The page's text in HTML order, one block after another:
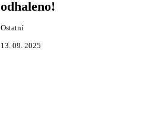
odhaleno!
Ostatní
13. 09. 2025